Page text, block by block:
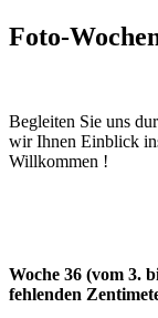
Foto-
Begleiten Sie uns
wir Ihnen Einblick
Willkommen !
Woche 36 (vom 3.
fehlenden